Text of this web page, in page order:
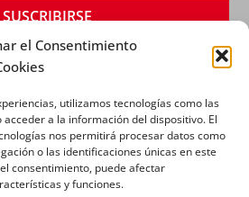
el Consentimiento
utilizamos tecnologías como las
a la información del dispositivo. El
nos permitirá procesar datos como
o las identificaciones únicas en este
consentimiento, puede afectar
y funciones.
DE PRIVACIDAD|